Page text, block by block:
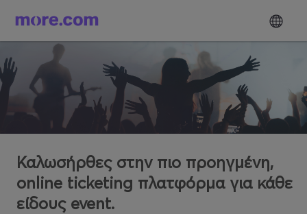
Καλωσήρθες στην πιο προηγμένη,
online ticketing πλατφόρμα για κάθε
είδους event.